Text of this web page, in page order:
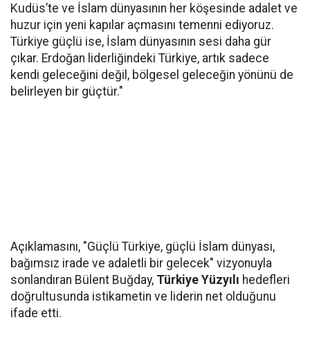
Kudüs’te ve İslam dünyasının her köşesinde adalet ve
huzur için yeni kapılar açmasını temenni ediyoruz.
Türkiye güçlü ise, İslam dünyasının sesi daha gür
çıkar. Erdoğan liderliğindeki Türkiye, artık sadece
kendi geleceğini değil, bölgesel geleceğin yönünü de
belirleyen bir güçtür."
Açıklamasını, "Güçlü Türkiye, güçlü İslam dünyası,
bağımsız irade ve adaletli bir gelecek" vizyonuyla
sonlandıran Bülent Buğday, Türkiye Yüzyılı hedefleri
doğrultusunda istikametin ve liderin net olduğunu
ifade etti.